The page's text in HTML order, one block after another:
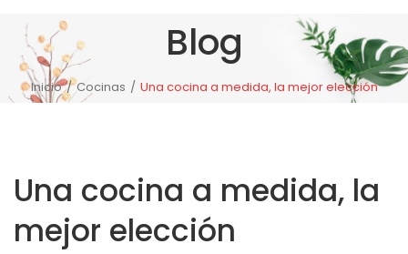
Blog
Inicio / Cocinas / Una cocina a medida, la mejor elección
Una cocina a medida, la
mejor elección